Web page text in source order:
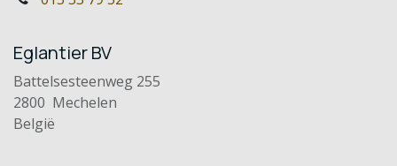
Eglantier BV
Battelsesteenweg 255
2800 Mechelen
België